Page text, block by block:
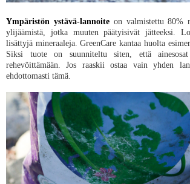
Ympäristön ystävä-lannoiteon valmistettu 80%
ylijäämistä, jotka muuten päätyisivät jätteeksi.
lisättyjä mineraaleja. GreenCare kantaa huolta
Siksi tuote on suunniteltu siten, että
rehevöittämään. Jos raaskii ostaa vain yhden
ehdottomasti tämä.